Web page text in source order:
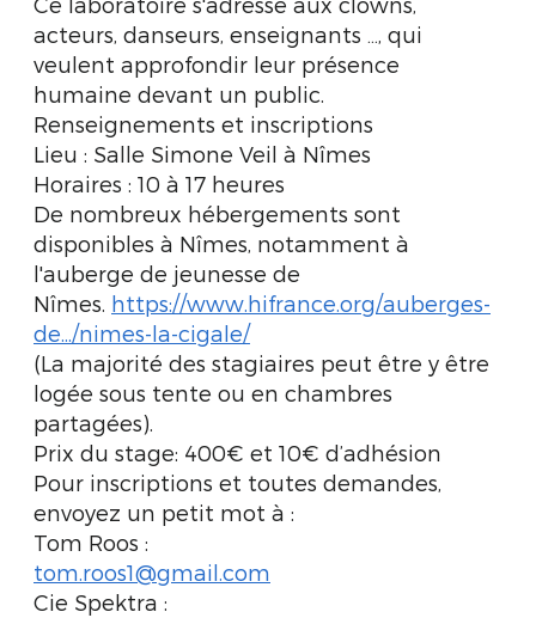
acteurs, danseurs, enseignants …, qui
veulent approfondir leur présence
humaine devant un public.
Renseignements et inscriptions
Lieu : Salle Simone Veil à Nîmes
Horaires : 10 à 17 heures
De nombreux hébergements sont
disponibles à Nîmes, notamment à
l'auberge de jeunesse de
Nîmes. https://www.hifrance.org/auberges-
de.../nimes-la-cigale/
(La majorité des stagiaires peut être y être
logée sous tente ou en chambres
partagées).
Prix du stage: 400€ et 10€ d’adhésion
Pour inscriptions et toutes demandes,
envoyez un petit mot à :
Tom Roos :
tom.roos1@gmail.com
Cie Spektra :